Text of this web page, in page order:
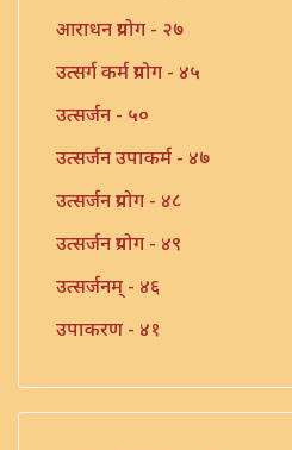
आराधन प्रयोग - २७
उत्सर्ग कर्म प्रयोग - ४५
उत्सर्जन - ५०
उत्सर्जन उपाकर्म - ४७
उत्सर्जन प्रयोग - ४८
उत्सर्जन प्रयोग - ४९
उत्सर्जनम् - ४६
उपाकरण - ४१
उपाकर्म - ४३